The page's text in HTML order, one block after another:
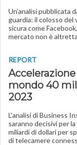
Un'analisi pubblicata
guardia: il colosso del
sicura come
mercato non è
REPORT
mondo 40
2023
L'analisi di Business
saranno decisivi per
miliardi di dollari per
di telecamere